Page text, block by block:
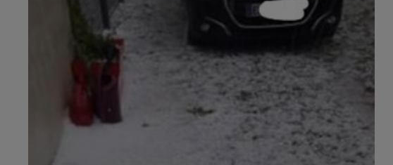
19h00 - 19h15
LA POP MACHINE - CHAMPAGNE FM